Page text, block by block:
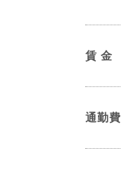
賃 金
通勤費